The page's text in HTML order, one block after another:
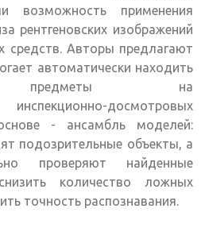
возможность применения
рентгеновских изображений
средств. Авторы предлагают
автоматически находить
предметы на
досмотровых
- ансамбль моделей:
подозрительные объекты, а
проверяют найденные
количество ложных
точность распознавания.